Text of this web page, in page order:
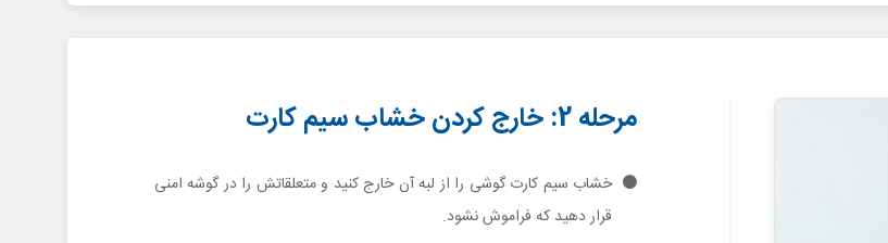
مرحله 2: خارج کردن خشاب سیم کارت
خشاب سیم کارت گوشی را از لبه آن خارج کنید و متعلقاتش را در گوشه امنی
قرار دهید که فراموش نشود.